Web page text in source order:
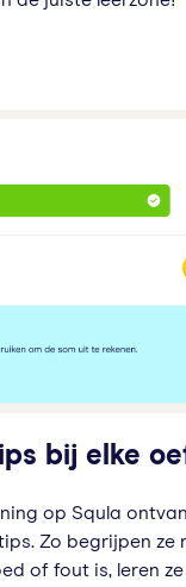
bij elke
op Squla
Zo begrijpen ze
of fout is, leren